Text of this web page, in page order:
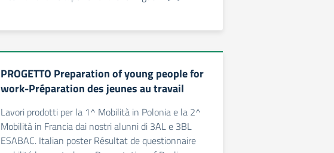
PROGETTO Preparation of young people for
work-Préparation des jeunes au travail
Lavori prodotti per la 1^ Mobilità in Polonia e la 2^
Mobilità in Francia dai nostri alunni di 3AL e 3BL
ESABAC. Italian poster Résultat de questionnaire